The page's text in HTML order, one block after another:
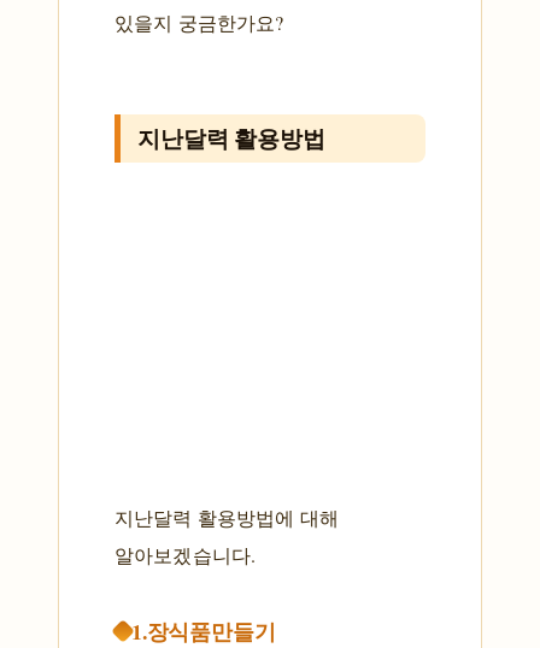
있을지 궁금한가요?
지난달력 활용방법
지난달력 활용방법에 대해
알아보겠습니다.
1.장식품만들기